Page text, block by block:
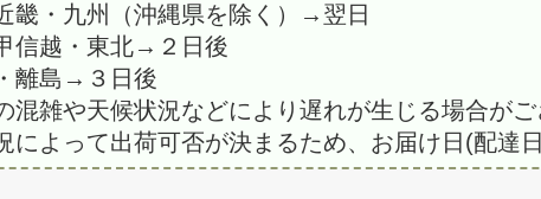
畿・九州（沖縄県を除く）→翌日
信越・東北→２日後
離島→３日後
雑や天候状況などにより遅れが生じる場合がご
よって出荷可否が決まるため、お届け日(配達